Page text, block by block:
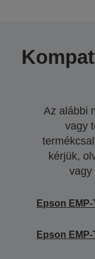
Az alábbi
vagy
kérjük,
vagy
Epson EMP-
Epson EMP-